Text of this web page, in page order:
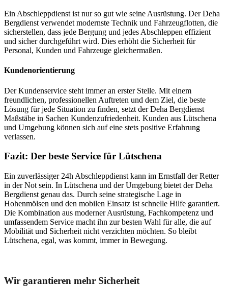
Ein Abschleppdienst ist nur so gut wie seine Ausrüstung. Der Deha
Bergdienst verwendet modernste Technik und Fahrzeugflotten, die
sicherstellen, dass jede Bergung und jedes Abschleppen effizient
und sicher durchgeführt wird. Dies erhöht die Sicherheit für
Personal, Kunden und Fahrzeuge gleichermaßen.
Kundenorientierung
Der Kundenservice steht immer an erster Stelle. Mit einem
freundlichen, professionellen Auftreten und dem Ziel, die beste
Lösung für jede Situation zu finden, setzt der Deha Bergdienst
Maßstäbe in Sachen Kundenzufriedenheit. Kunden aus Lütschena
und Umgebung können sich auf eine stets positive Erfahrung
verlassen.
Fazit: Der beste Service für Lütschena
Ein zuverlässiger 24h Abschleppdienst kann im Ernstfall der Retter
in der Not sein. In Lütschena und der Umgebung bietet der Deha
Bergdienst genau das. Durch seine strategische Lage in
Hohenmölsen und den mobilen Einsatz ist schnelle Hilfe garantiert.
Die Kombination aus moderner Ausrüstung, Fachkompetenz und
umfassendem Service macht ihn zur besten Wahl für alle, die auf
Mobilität und Sicherheit nicht verzichten möchten. So bleibt
Lütschena, egal, was kommt, immer in Bewegung.
Wir garantieren mehr Sicherheit